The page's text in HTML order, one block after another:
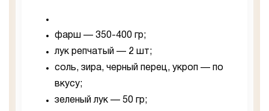
фарш — 350-400 гр;
лук репчатый — 2 шт;
соль, зира, черный перец, укроп — по
вкусу;
зеленый лук — 50 гр;